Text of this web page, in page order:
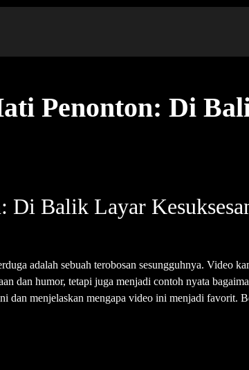
Penonton: Di
Di Balik Layar
adalah sebuah terobosan sesungguhnya. Video
dan humor, tetapi juga menjadi contoh nyata
menjelaskan mengapa video ini menjadi favorit.